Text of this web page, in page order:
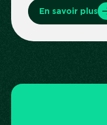
En savoir plus